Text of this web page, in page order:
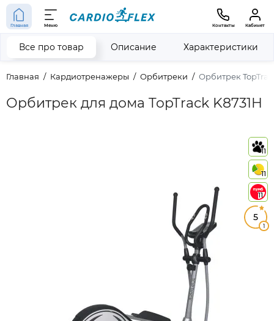
Главная Меню Контакты Кабинет
Главная Кардиотренажеры Орбитреки Орбитрек
Орбитрек для дома TopTrack K8731H
Все про товар Описание Характеристики
11
11
11
5
1